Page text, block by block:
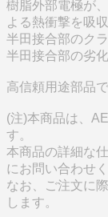
樹脂外部電極が
よる熱衝撃を吸
半田接合部のク
半田接合部の劣
高信頼用途部品で
(注)本商品は、
す。
本商品の詳細な
にお問い合わせく
なお、ご注文に
します。